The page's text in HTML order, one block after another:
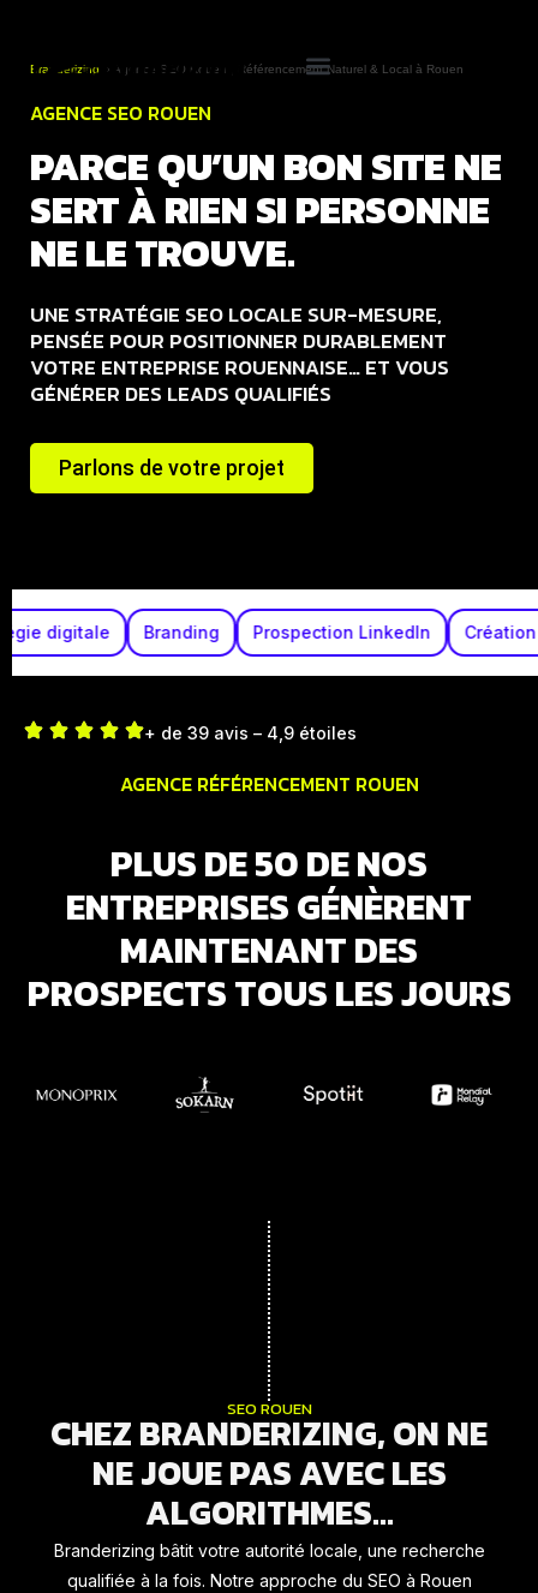
Branderizing » Agence SEO Rouen | Référencement Naturel & Local à Rouen
AGENCE SEO ROUEN
PARCE QU’UN BON SITE NE
SERT À RIEN SI PERSONNE
NE LE TROUVE.
UNE STRATÉGIE SEO LOCALE SUR-MESURE,
PENSÉE POUR POSITIONNER DURABLEMENT
VOTRE ENTREPRISE ROUENNAISE… ET VOUS
GÉNÉRER DES LEADS QUALIFIÉS
Parlons de votre projet
Stratégie digitale Branding Prospection LinkedIn
+ de 39 avis – 4,9 étoiles
AGENCE RÉFÉRENCEMENT ROUEN
PLUS DE 50 DE NOS
ENTREPRISES GÉNÈRENT
MAINTENANT DES
PROSPECTS TOUS LES JOURS
SEO ROUEN
CHEZ BRANDERIZING, ON NE
NE JOUE PAS AVEC LES
ALGORITHMES...
Branderizing bâtit votre autorité locale, une recherche
qualifiée à la fois. Notre approche du SEO à Rouen